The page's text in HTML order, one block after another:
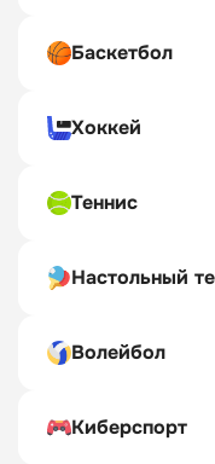
Баскетбол
Хоккей
Теннис
Настольный
Волейбол
Киберспорт